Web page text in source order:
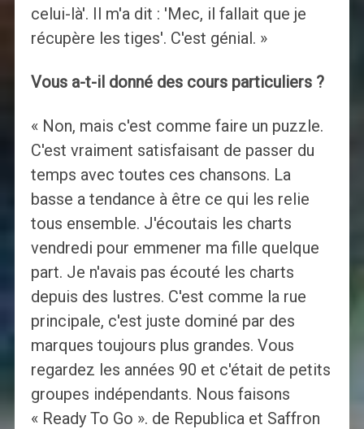
celui-là'. Il m'a dit : 'Mec, il fallait que je
récupère les tiges'. C'est génial. »
Vous a-t-il donné des cours particuliers ?
« Non, mais c'est comme faire un puzzle.
C'est vraiment satisfaisant de passer du
temps avec toutes ces chansons. La
basse a tendance à être ce qui les relie
tous ensemble. J'écoutais les charts
vendredi pour emmener ma fille quelque
part. Je n'avais pas écouté les charts
depuis des lustres. C'est comme la rue
principale, c'est juste dominé par des
marques toujours plus grandes. Vous
regardez les années 90 et c'était de petits
groupes indépendants. Nous faisons
« Ready To Go ». de Republica et Saffron